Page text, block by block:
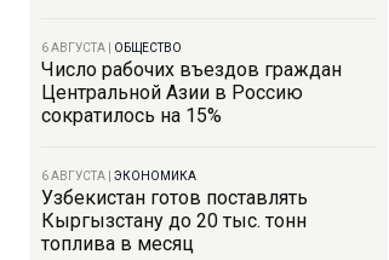
6 АВГУСТА ОБЩЕСТВО
Число рабочих въездов граждан
Центральной Азии в Россию
сократилось на 15%
6 АВГУСТА ЭКОНОМИКА
Узбекистан готов поставлять
Кыргызстану до 20 тыс. тонн
топлива в месяц